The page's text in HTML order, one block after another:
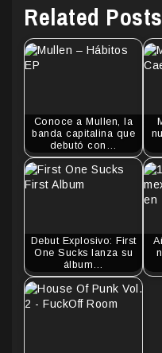
Related
Conoce a Mullen, la
banda capitalina que
debutó con…
Debut Explosivo: First
One Sucks lanza su
álbum…